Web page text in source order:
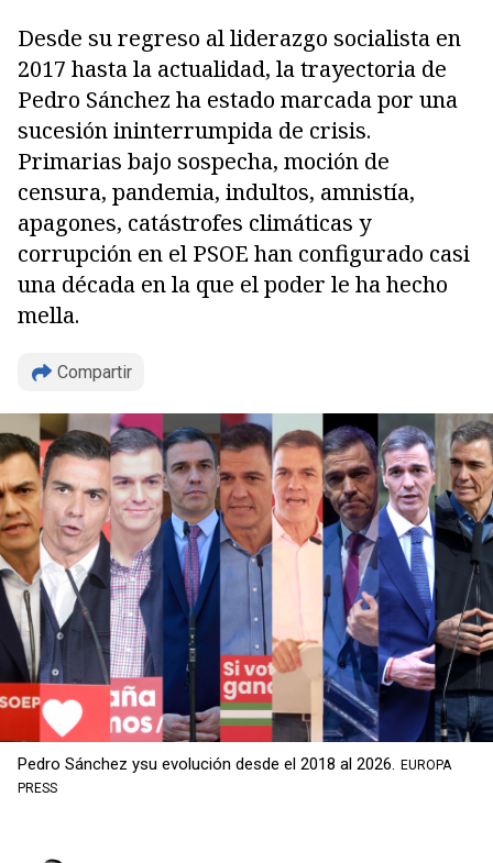
Desde su regreso al liderazgo socialista en
2017 hasta la actualidad, la trayectoria de
Pedro Sánchez ha estado marcada por una
sucesión ininterrumpida de crisis.
Primarias bajo sospecha, moción de
censura, pandemia, indultos, amnistía,
apagones, catástrofes climáticas y
corrupción en el PSOE han configurado casi
una década en la que el poder le ha hecho
mella.
Compartir
Pedro Sánchez ysu evolución desde el 2018 al 2026. EUROPA
PRESS